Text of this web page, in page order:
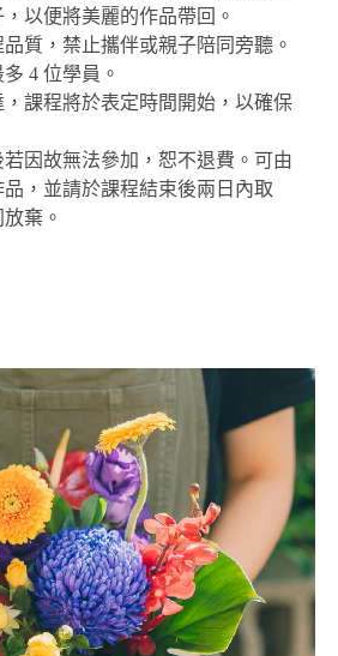
以便將美麗的作品帶回。
質，禁止攜伴或親子陪同旁聽。
4 位學員。
課程將於表定時間開始，以確保
因故無法參加，恕不退費。可由
，並請於課程結束後兩日內取
棄。